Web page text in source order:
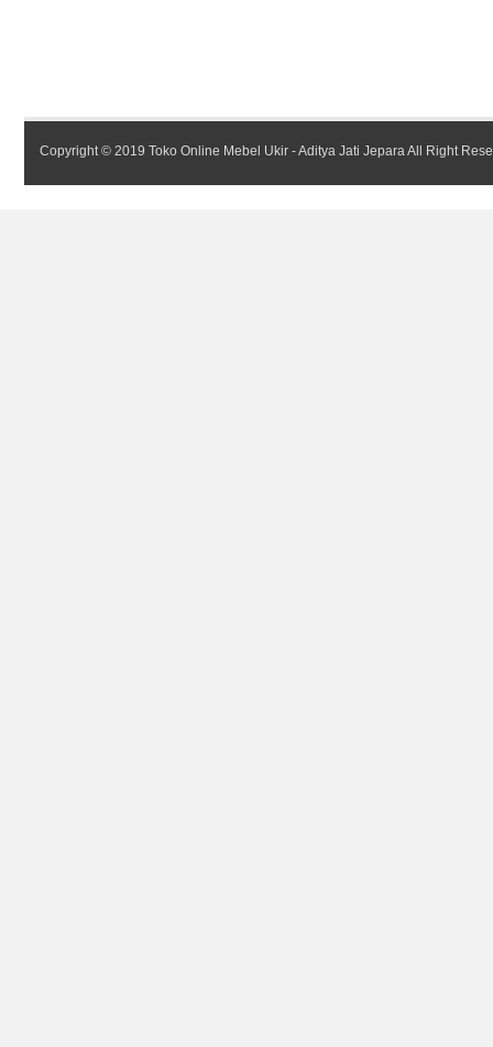
Copyright © 2019 Toko Online Mebel Ukir - Aditya Jati Jepara All Right